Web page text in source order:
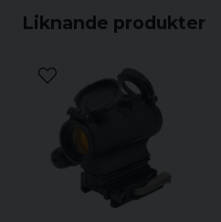
Liknande produkter